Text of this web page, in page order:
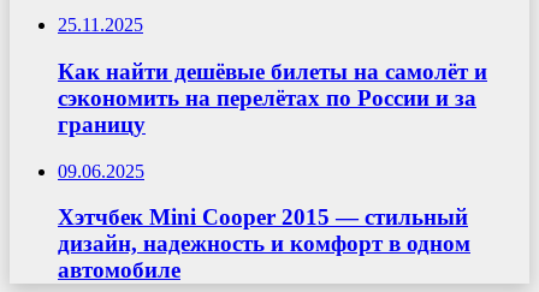
25.11.2025
Как найти дешёвые билеты на самолёт и
сэкономить на перелётах по России и за
границу
09.06.2025
Хэтчбек Mini Cooper 2015 — стильный
дизайн, надежность и комфорт в одном
автомобиле